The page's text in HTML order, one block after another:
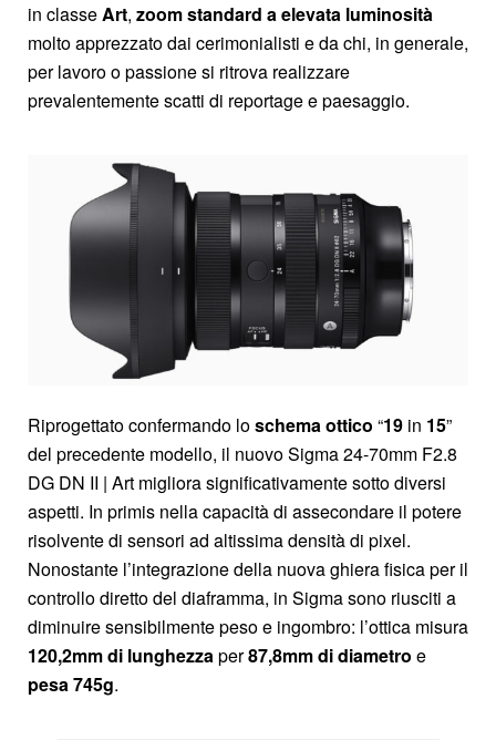
in classeArt, zoom standard a elevata luminosità
molto apprezzato dai cerimonialisti e da chi, in generale,
per lavoro o passione si ritrova realizzare
prevalentemente scatti di reportage e paesaggio.
Riprogettato confermando loschemaottico “19 in 15”
del precedente modello, il nuovo Sigma 24-70mm F2.8
DG DN II | Art migliora significativamente sotto diversi
aspetti. In primis nella capacità di assecondare il potere
risolvente di sensori ad altissima densità di pixel.
Nonostante l’integrazione della nuova ghiera fisica per il
controllo diretto del diaframma, in Sigma sono riusciti a
diminuire sensibilmente peso e ingombro: l’ottica misura
120,2mm di lunghezzaper87,8mm di diametro e
pesa 745g.